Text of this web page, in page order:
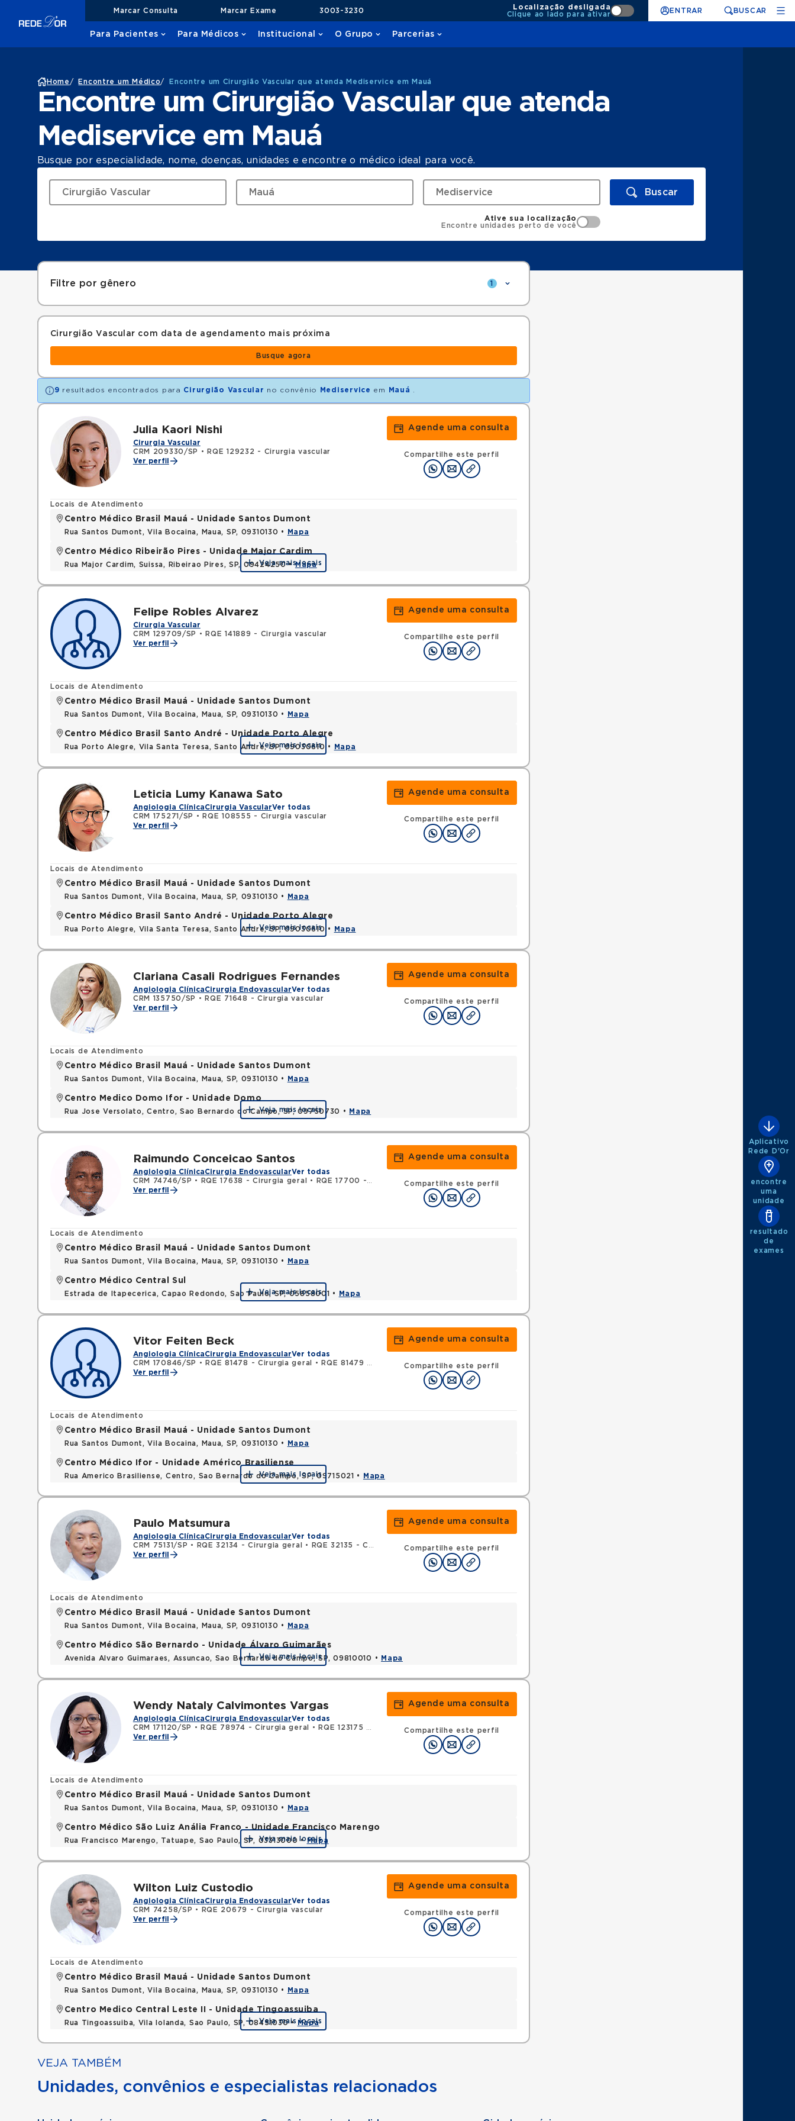
Marcar Consulta Marcar Exame 3003-3230
Localização desligada
Clique ao lado para ativar
ENTRAR BUSCAR
Para Pacientes Para Médicos Institucional O Grupo Parcerias
Home / Encontre um Médico/ Encontre um Cirurgião Vascular que atenda Mediservice em Mauá
Encontre um Cirurgião Vascular que atenda
Mediservice em Mauá
Busque por especialidade, nome, doenças, unidades e encontre o médico ideal para você.
Buscar
Ative sua localização
Encontre unidades perto de você
Filtre por gênero 1
Cirurgião Vascular com data de agendamento mais próxima
Busque agora
9 resultados encontrados para Cirurgião Vascular no convênio Mediservice em Mauá
Julia Kaori Nishi
Cirurgia Vascular
CRM 209330/SP
•
RQE 129232 - Cirurgia vascular
Ver perfil
Agende uma consulta
Compartilhe este perfil
Locais de Atendimento
Centro Médico Brasil Mauá - Unidade Santos Dumont
Rua Santos Dumont, Vila Bocaina, Maua, SP, 09310130 • Mapa
Centro Médico Ribeirão Pires - Unidade Major Cardim
Rua Major Cardim, Suissa, Ribeirao Pires, SP, 09424250 •Mapa
Veja mais locais
Felipe Robles Alvarez
Cirurgia Vascular
CRM 129709/SP
•
RQE 141889 - Cirurgia vascular
Ver perfil
Agende uma consulta
Compartilhe este perfil
Locais de Atendimento
Centro Médico Brasil Mauá - Unidade Santos Dumont
Rua Santos Dumont, Vila Bocaina, Maua, SP, 09310130 • Mapa
Centro Médico Brasil Santo André - Unidade Porto Alegre
Rua Porto Alegre, Vila Santa Teresa, Santo Andre, SP, 09030610 • Mapa
Veja mais locais
Leticia Lumy Kanawa Sato
Angiologia ClínicaCirurgia VascularVer todas
CRM 175271/SP
•
RQE 108555 - Cirurgia vascular
Ver perfil
Agende uma consulta
Compartilhe este perfil
Locais de Atendimento
Centro Médico Brasil Mauá - Unidade Santos Dumont
Rua Santos Dumont, Vila Bocaina, Maua, SP, 09310130 • Mapa
Centro Médico Brasil Santo André - Unidade Porto Alegre
Rua Porto Alegre, Vila Santa Teresa, Santo Andre, SP, 09030610 • Mapa
Veja mais locais
Clariana Casali Rodrigues Fernandes
Angiologia ClínicaCirurgia EndovascularVer todas
CRM 135750/SP
•
RQE 71648 - Cirurgia vascular
Ver perfil
Agende uma consulta
Compartilhe este perfil
Locais de Atendimento
Centro Médico Brasil Mauá - Unidade Santos Dumont
Rua Santos Dumont, Vila Bocaina, Maua, SP, 09310130 • Mapa
Centro Medico Domo Ifor - Unidade Domo
Rua Jose Versolato, Centro, Sao Bernardo do Campo, SP, 09750730 • Mapa
Veja mais locais
Raimundo Conceicao Santos
Angiologia ClínicaCirurgia EndovascularVer todas
CRM 74746/SP • RQE 17638 - Cirurgia geral • RQE 17700 - Angiologia •RQE 17701 - Cirurgia vascular
Ver perfil
Agende uma consulta
Compartilhe este perfil
Locais de Atendimento
Centro Médico Brasil Mauá - Unidade Santos Dumont
Rua Santos Dumont, Vila Bocaina, Maua, SP, 09310130 • Mapa
Centro Médico Central Sul
Estrada de Itapecerica, Capao Redondo, Sao Paulo, SP, 05858001 • Mapa
Veja mais locais
Vitor Feiten Beck
Angiologia ClínicaCirurgia EndovascularVer todas
CRM 170846/SP
• RQE 81478 - Cirurgia geral •
RQE 81479 - Cirurgia vascular
Ver perfil
Agende uma consulta
Compartilhe este perfil
Locais de Atendimento
Centro Médico Brasil Mauá - Unidade Santos Dumont
Rua Santos Dumont, Vila Bocaina, Maua, SP, 09310130 • Mapa
Centro Médico Ifor - Unidade Américo Brasiliense
Rua Americo Brasiliense, Centro, Sao Bernardo do Campo, SP, 09715021 • Mapa
Veja mais locais
Paulo Matsumura
Angiologia ClínicaCirurgia EndovascularVer todas
CRM 75131/SP • RQE 32134 - Cirurgia geral •
RQE 32135 - Cirurgia vascular
Ver perfil
Agende uma consulta
Compartilhe este perfil
Locais de Atendimento
Centro Médico Brasil Mauá - Unidade Santos Dumont
Rua Santos Dumont, Vila Bocaina, Maua, SP, 09310130 • Mapa
Centro Médico São Bernardo - Unidade Álvaro Guimarães
Avenida Alvaro Guimaraes, Assuncao, Sao Bernardo do Campo, SP, 09810010 • Mapa
Veja mais locais
Wendy Nataly Calvimontes Vargas
Angiologia ClínicaCirurgia EndovascularVer todas
CRM 171120/SP
• RQE 78974 - Cirurgia geral •
RQE 123175 - Cirurgia vascular
Ver perfil
Agende uma consulta
Compartilhe este perfil
Locais de Atendimento
Centro Médico Brasil Mauá - Unidade Santos Dumont
Rua Santos Dumont, Vila Bocaina, Maua, SP, 09310130 • Mapa
Centro Médico São Luiz Anália Franco - Unidade Francisco Marengo
Rua Francisco Marengo, Tatuape, Sao Paulo, SP, 03313000 •Mapa
Veja mais locais
Wilton Luiz Custodio
Angiologia ClínicaCirurgia EndovascularVer todas
CRM 74258/SP •
RQE 20679 - Cirurgia vascular
Ver perfil
Agende uma consulta
Compartilhe este perfil
Locais de Atendimento
Centro Médico Brasil Mauá - Unidade Santos Dumont
Rua Santos Dumont, Vila Bocaina, Maua, SP, 09310130 • Mapa
Centro Medico Central Leste II - Unidade Tingoassuiba
Rua Tingoassuiba, Vila Iolanda, Sao Paulo, SP, 08451030 • Mapa
Veja mais locais
VEJA TAMBÉM
Unidades, convênios e especialistas relacionados
Aplicativo
Rede D'Or
encontre
uma
unidade
resultado
de
exames